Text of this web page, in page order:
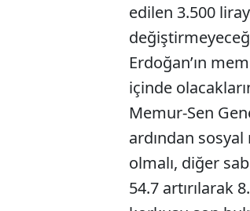
edilen 3.500
Erdoğan’ın
içinde
Memur-Sen
ardından
olmalı, diğer
54.7 artırılarak